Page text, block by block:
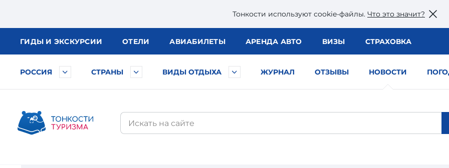
Тонкости используют сookie-файлы. Что это значит?
ГИДЫ И ЭКСКУРСИИ ОТЕЛИ АВИАБИЛЕТЫ АРЕНДА АВТО ВИЗЫ СТРАХОВКА
РОССИЯ СТРАНЫ ВИДЫ ОТДЫХА ЖУРНАЛ ОТЗЫВЫ НОВОСТИ